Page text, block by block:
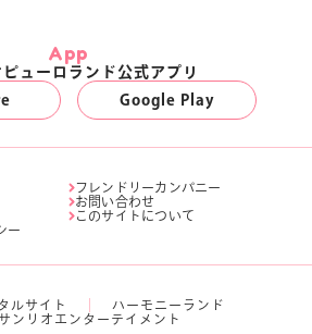
App
ューロランド公式アプリ
Google Play
フレンドリーカンパニー
お問い合わせ
このサイトについて
ー
ルサイト
ハーモニーランド
ンリオエンターテイメント